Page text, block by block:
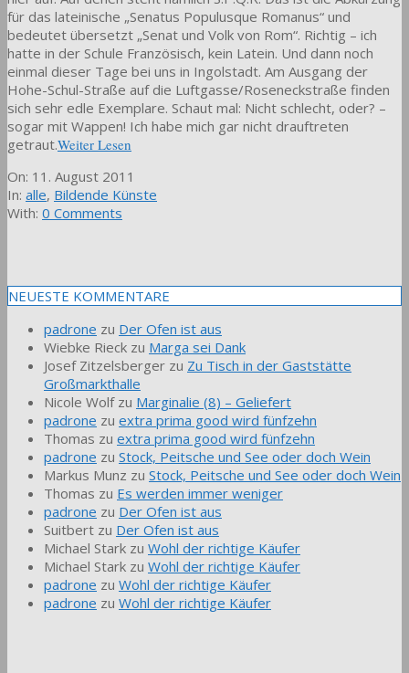
für das lateinische „Senatus Populusque Romanus“ und
bedeutet übersetzt „Senat und Volk von Rom“. Richtig – ich
hatte in der Schule Französisch, kein Latein. Und dann noch
einmal dieser Tage bei uns in Ingolstadt. Am Ausgang der
Hohe-Schul-Straße auf die Luftgasse/Roseneckstraße finden
sich sehr edle Exemplare. Schaut mal: Nicht schlecht, oder? –
sogar mit Wappen! Ich habe mich gar nicht drauftreten
getraut.Weiter Lesen
2011-
08-
11
On: 11. August 2011
In: alle, Bildende Künste
With: 0 Comments
NEUESTE KOMMENTARE
padrone zu Der Ofen ist aus
Wiebke Rieck zu Marga sei Dank
Josef Zitzelsberger zu Zu Tisch in der Gaststätte
Großmarkthalle
Nicole Wolfzu Marginalie (8) – Geliefert
padrone zu extra prima good wird fünfzehn
Thomas zu extra prima good wird fünfzehn
padrone zu Stock, Peitsche und See oder doch Wein
Markus Munz zu Stock, Peitsche und See oder doch Wein
Thomas zu Es werden immer weniger
padrone zu Der Ofen ist aus
Suitbert zu Der Ofen ist aus
Michael Stark zu Wohl der richtige Käufer
Michael Stark zu Wohl der richtige Käufer
padrone zu Wohl der richtige Käufer
padrone zu Wohl der richtige Käufer